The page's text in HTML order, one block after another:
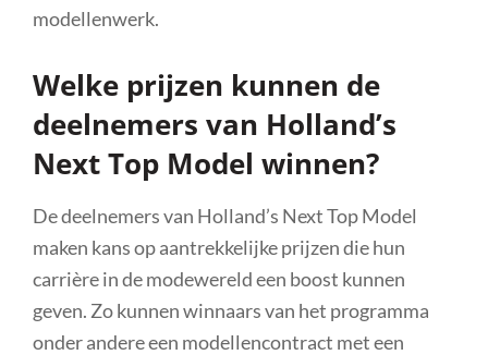
modellenwerk.
Welke prijzen kunnen de
deelnemers van Holland’s
Next Top Model winnen?
De deelnemers van Holland’s Next Top Model
maken kans op aantrekkelijke prijzen die hun
carrière in de modewereld een boost kunnen
geven. Zo kunnen winnaars van het programma
onder andere een modellencontract met een